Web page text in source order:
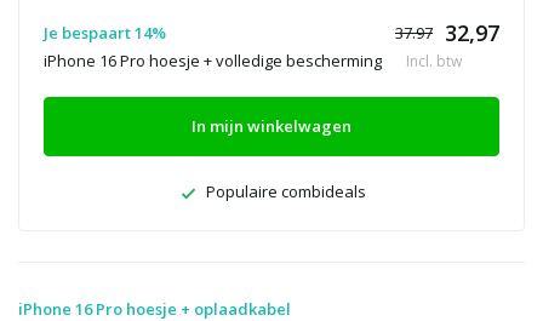
Je bespaart 14% 37.97 32,97
iPhone 16 Pro hoesje + volledige bescherming Incl. btw
In mijn winkelwagen
Populaire combideals
iPhone 16 Pro hoesje + oplaadkabel